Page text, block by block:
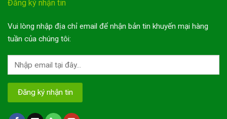
Đăng ký nhận tin
Vui lòng nhập địa chỉ email để nhận bản tin khuyến mại hàng
tuần của chúng tôi: